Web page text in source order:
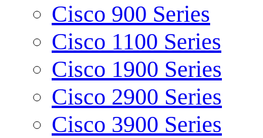
Cisco 900 Series
Cisco 1100 Series
Cisco 1900 Series
Cisco 2900 Series
Cisco 3900 Series